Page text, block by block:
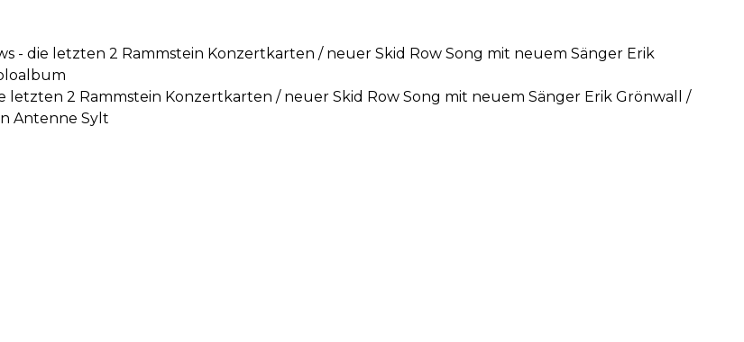
- die letzten 2 Rammstein Konzertkarten / neuer Skid Row Song mit neuem Sänger Erik
letzten 2 Rammstein Konzertkarten / neuer Skid Row Song mit neuem Sänger Erik Grönwall /
Antenne Sylt